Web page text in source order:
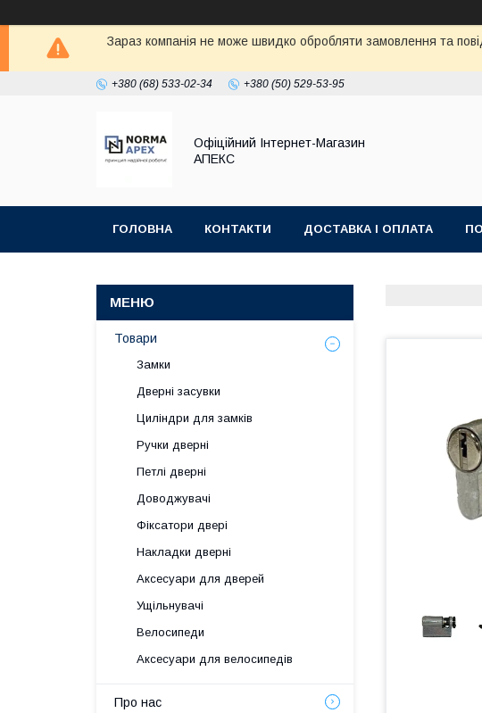
Зараз компанія не може швидко обробляти замовлення та
+380 (68) 533-02-34 +380 (50) 529-53-95
Офіційний Інтернет-Магазин
АПЕКС
ГОЛОВНА КОНТАКТИ ДОСТАВКА І ОПЛАТА
Товари
Замки
Дверні засувки
Циліндри для замків
Ручки дверні
Петлі дверні
Доводжувачі
Фіксатори двері
Накладки дверні
Аксесуари для дверей
Ущільнувачі
Велосипеди
Аксесуари для велосипедів
Про нас